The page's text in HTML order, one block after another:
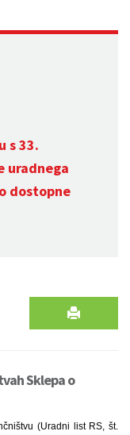
s 33.
uradnega
dostopne
Sklepa o
(Uradni list RS, št.